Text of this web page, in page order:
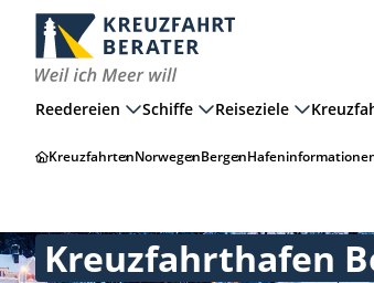
Reedereien Schiffe Reiseziele
KreuzfahrtenNorwegenBergen
Kreuzfahrthafen